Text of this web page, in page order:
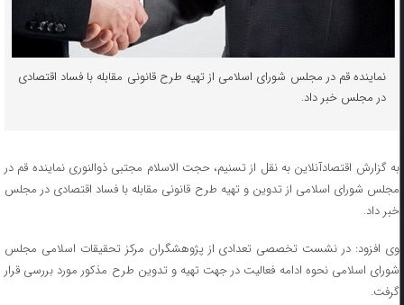
نماینده قم در مجلس شورای اسلامی از تهیه طرح قانونی مقابله با فساد اقتصادی
در مجلس خبر داد.
به گزارش اقتصادآنلاین به نقل از تسنیم، حجت الاسلام مجتبی ذوالنوری نماینده قم در
مجلس شورای اسلامی از تدوین و تهیه طرح قانونی مقابله با فساد اقتصادی در مجلس
خبر داد.
وی افزود: در نشست تخصصی تعدادی از پژوهشگران مرکز تحقیقات اسلامی مجلس
شورای اسلامی نحوه ادامه فعالیت در جهت تهیه و تدوین طرح مذکور مورد بررسی قرار
گرفت.